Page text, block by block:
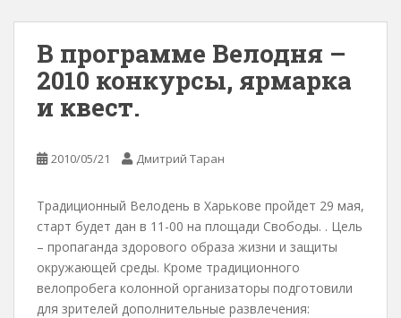
В программе Велодня –
2010 конкурсы, ярмарка
и квест.
2010/05/21 Дмитрий Таран
Традиционный Велодень в Харькове пройдет 29 мая,
старт будет дан в 11-00 на площади Свободы. . Цель
– пропаганда здорового образа жизни и защиты
окружающей среды. Кроме традиционного
велопробега колонной организаторы подготовили
для зрителей дополнительные развлечения: